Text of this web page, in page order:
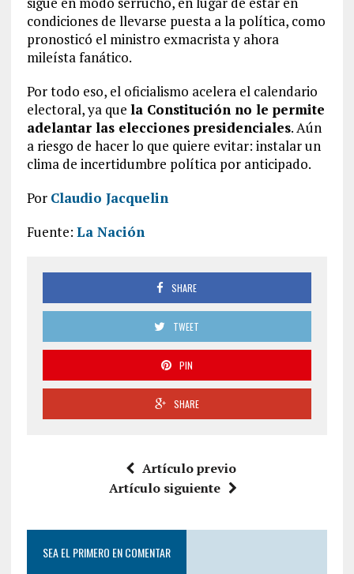
condiciones de llevarse puesta a la política, como
pronosticó el ministro exmacrista y ahora
mileísta fanático.
Por todo eso, el oficialismo acelera el calendario
electoral, ya que la Constitución no le permite
adelantar las elecciones presidenciales. Aún
a riesgo de hacer lo que quiere evitar: instalar un
clima de incertidumbre política por anticipado.
Por Claudio Jacquelin
Fuente: La Nación
SHARE
TWEET
PIN
SHARE
Artículo previo
Artículo siguiente
SEA EL PRIMERO EN COMENTAR